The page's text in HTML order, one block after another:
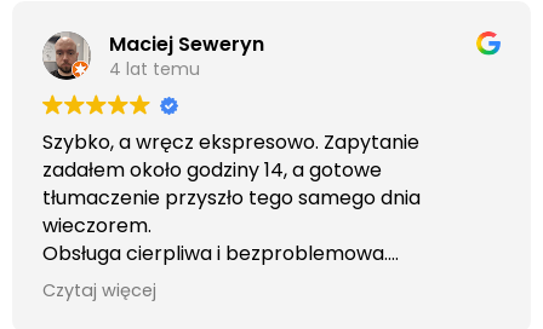
Maciej Seweryn
4 lat temu
Szybko, a wręcz ekspresowo. Zapytanie
zadałem około godziny 14, a gotowe
tłumaczenie przyszło tego samego dnia
wieczorem.
Obsługa cierpliwa i bezproblemowa.
Otrzymałem wszelkie informacje i porady jaka
usługa będzie dla mnie najlepsza. Faktura także
Czytaj więcej